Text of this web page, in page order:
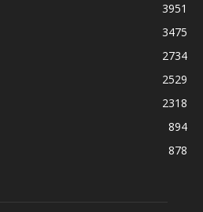
3951
3475
2734
2529
2318
894
878